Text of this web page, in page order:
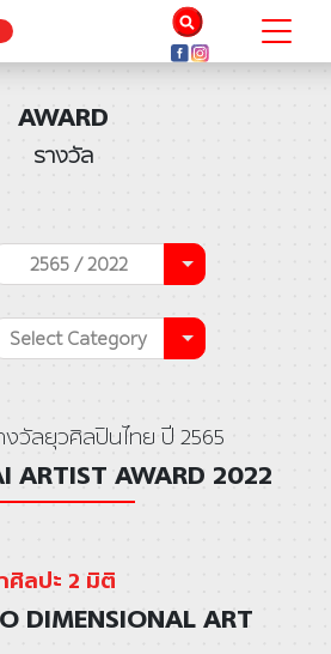
AWARD
รางวัล
2565 / 2022
Select Category
งวัลยุวศิลปินไทย ปี 2565
ARTIST AWARD 2022
ศิลปะ 2 มิติ
DIMENSIONAL ART